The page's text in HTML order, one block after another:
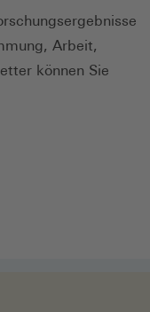
Arbeit,
können Sie